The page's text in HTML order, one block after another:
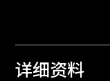
详细资料